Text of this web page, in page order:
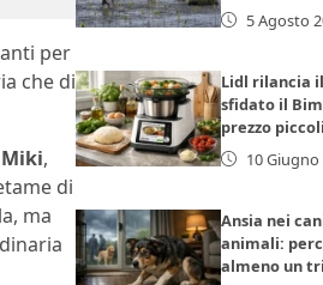
per
che di
,
di
ma
5 Agosto
Lidl rilancia
sfidato il
prezzo
10 Giugno
Ansia nei
animali:
almeno un